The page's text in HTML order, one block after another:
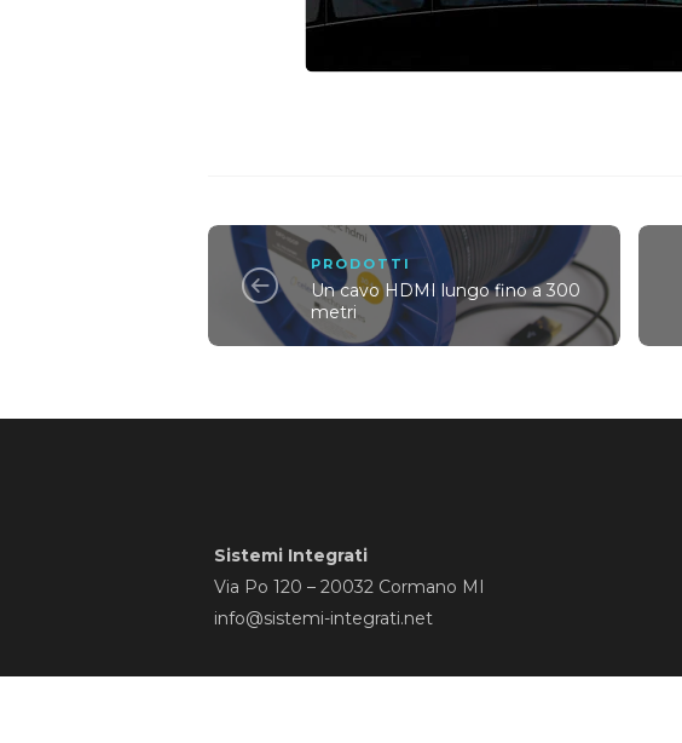
PRODOTTI
Un cavo HDMI lungo fino a 300
metri
Sistemi Integrati
Via Po 120 – 20032 Cormano MI
info@sistemi-integrati.net